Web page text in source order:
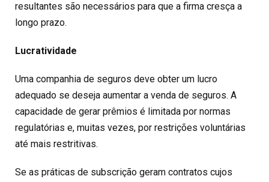
resultantes são necessários para que a firma cresça a
longo prazo.
Lucratividade
Uma companhia de seguros deve obter um lucro
adequado se deseja aumentar a venda de seguros. A
capacidade de gerar prêmios é limitada por normas
regulatórias e, muitas vezes, por restrições voluntárias
até mais restritivas.
Se as práticas de subscrição geram contratos cujos